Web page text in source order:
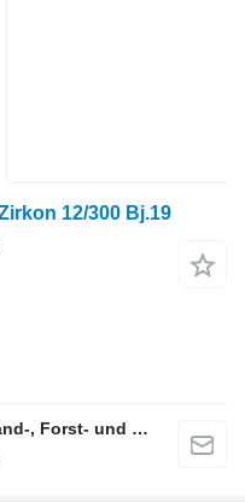
12/300 Bj.19
Seippel Landmaschinen GmbH Land-, Forst- und Gartentechnik